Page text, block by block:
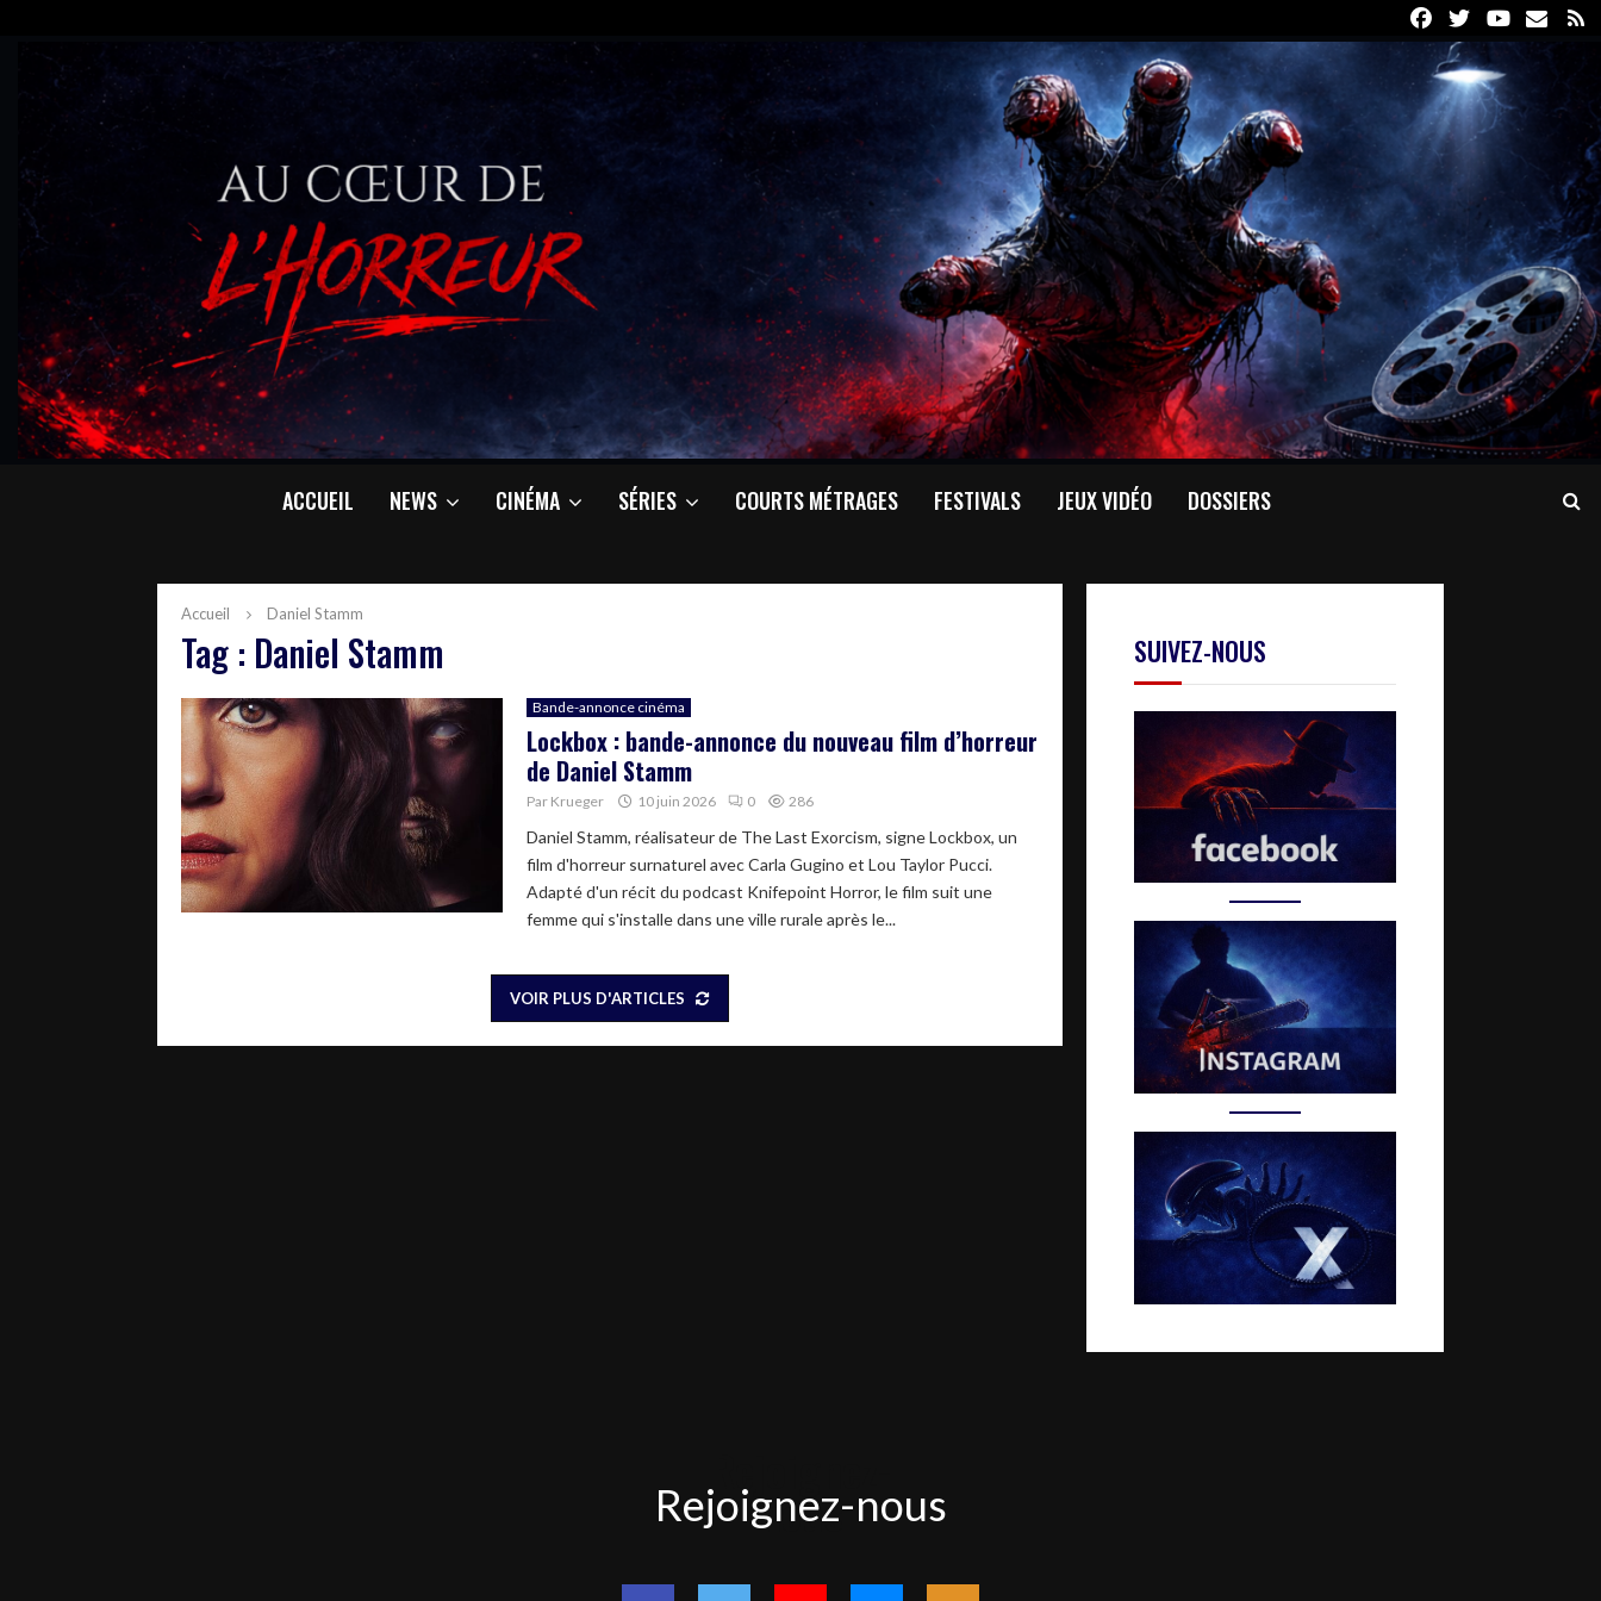
FacebookTwitterYoutube
Email
ACCUEIL NEWS CINÉMA SÉRIES COURTS MÉTRAGES FESTIVALS JEUX VIDÉO DOSSIERS
Accueil Daniel Stamm
Tag : Daniel Stamm
Bande-annonce cinéma
Lockbox : bande-annonce du nouveau film d’horreur
de Daniel Stamm
Par Krueger 10 juin 2026 0 286
Daniel Stamm, réalisateur de The Last Exorcism, signe Lockbox, un
film d'horreur surnaturel avec Carla Gugino et Lou Taylor Pucci.
Adapté d'un récit du podcast Knifepoint Horror, le film suit une
femme qui s'installe dans une ville rurale après le...
VOIR PLUS D'ARTICLES
SUIVEZ-NOUS
nous
Rejoignez-nous